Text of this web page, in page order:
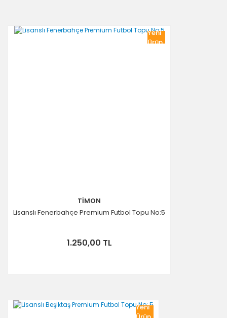
Yeni
Ürün
TİMON
Lisanslı Fenerbahçe Premium Futbol Topu No:5
1.250,00 TL
Yeni